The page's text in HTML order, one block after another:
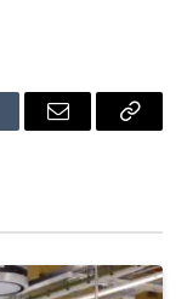
Email
Copy